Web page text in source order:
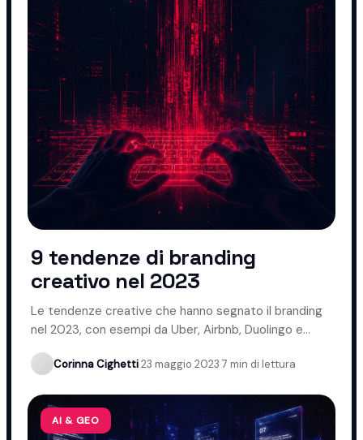
9 tendenze di branding
creativo nel 2023
Le tendenze creative che hanno segnato il branding
nel 2023, con esempi da Uber, Airbnb, Duolingo e
Coca-Cola.
Corinna Cighetti·23 maggio 2023·7 min di lettura
AI & GEO